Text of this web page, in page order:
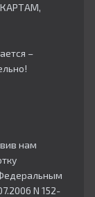
–
нам
N 152-